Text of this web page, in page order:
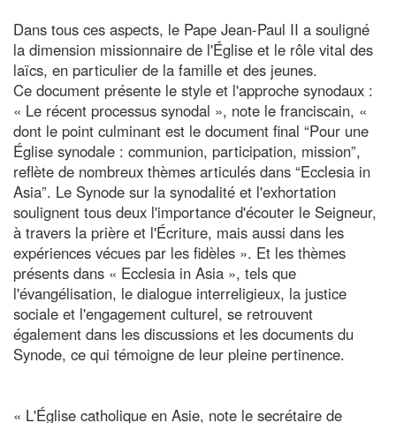
Dans tous ces aspects, le Pape Jean-Paul II a souligné
la dimension missionnaire de l'Église et le rôle vital des
laïcs, en particulier de la famille et des jeunes.
Ce document présente le style et l'approche synodaux :
« Le récent processus synodal », note le franciscain, «
dont le point culminant est le document final “Pour une
Église synodale : communion, participation, mission”,
reflète de nombreux thèmes articulés dans “Ecclesia in
Asia”. Le Synode sur la synodalité et l'exhortation
soulignent tous deux l'importance d'écouter le Seigneur,
à travers la prière et l'Écriture, mais aussi dans les
expériences vécues par les fidèles ». Et les thèmes
présents dans « Ecclesia in Asia », tels que
l'évangélisation, le dialogue interreligieux, la justice
sociale et l'engagement culturel, se retrouvent
également dans les discussions et les documents du
Synode, ce qui témoigne de leur pleine pertinence.
« L'Église catholique en Asie, note le secrétaire de